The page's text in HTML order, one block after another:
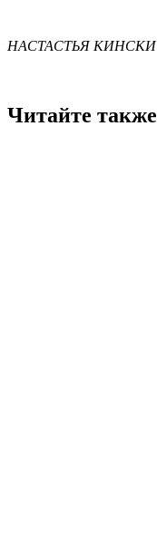
НАСТАСТЬЯ КИНСКИ
Читайте также